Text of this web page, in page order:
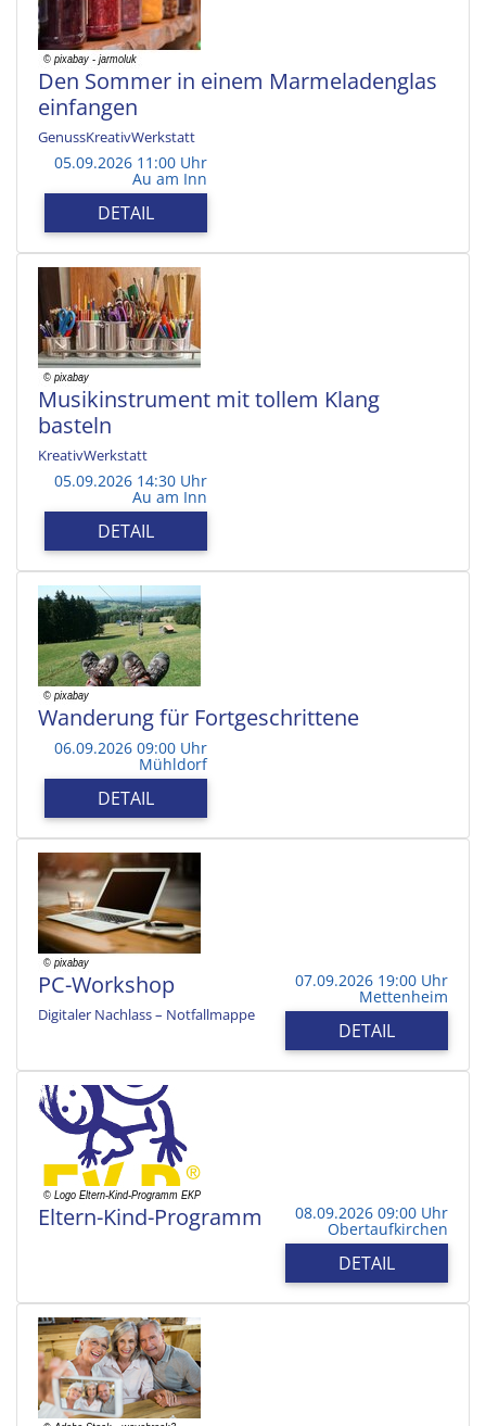
Den Sommer in einem Marmeladenglas
einfangen
GenussKreativWerkstatt
05.09.2026 11:00 Uhr
Au am Inn
DETAIL
Musikinstrument mit tollem Klang
basteln
KreativWerkstatt
05.09.2026 14:30 Uhr
Au am Inn
DETAIL
Wanderung für Fortgeschrittene
06.09.2026 09:00 Uhr
Mühldorf
DETAIL
PC-Workshop
Digitaler Nachlass – Notfallmappe
07.09.2026 19:00 Uhr
Mettenheim
DETAIL
Eltern-Kind-Programm 08.09.2026 09:00 Uhr
Obertaufkirchen
DETAIL